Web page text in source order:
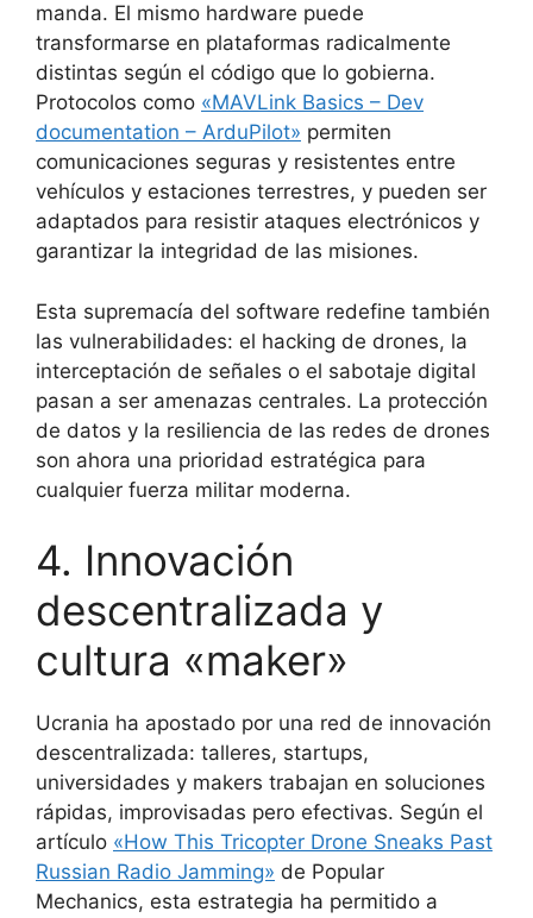
manda. El mismo hardware puede
transformarse en plataformas radicalmente
distintas según el código que lo gobierna.
Protocolos como «MAVLink Basics – Dev
documentation – ArduPilot» permiten
comunicaciones seguras y resistentes entre
vehículos y estaciones terrestres, y pueden ser
adaptados para resistir ataques electrónicos y
garantizar la integridad de las misiones.
Esta supremacía del software redefine también
las vulnerabilidades: el hacking de drones, la
interceptación de señales o el sabotaje digital
pasan a ser amenazas centrales. La protección
de datos y la resiliencia de las redes de drones
son ahora una prioridad estratégica para
cualquier fuerza militar moderna.
4. Innovación
descentralizada y
cultura «maker»
Ucrania ha apostado por una red de innovación
descentralizada: talleres, startups,
universidades y makers trabajan en soluciones
rápidas, improvisadas pero efectivas. Según el
artículo «How This Tricopter Drone Sneaks Past
Russian Radio Jamming» de Popular
Mechanics, esta estrategia ha permitido a